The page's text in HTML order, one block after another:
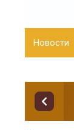
Новости